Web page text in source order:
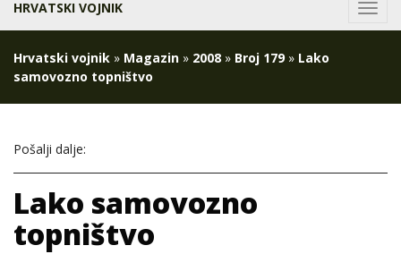
HRVATSKI VOJNIK
Hrvatski vojnik » Magazin » 2008 » Broj 179» Lako
samovozno topništvo
Pošalji dalje:
Lako samovozno
topništvo